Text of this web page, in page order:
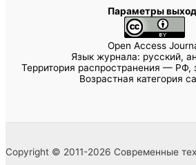
Параметры
Open Access
Язык журнала: русский,
Территория распространения — РФ,
Возрастная категория
Copyright © 2011-2026 Современные